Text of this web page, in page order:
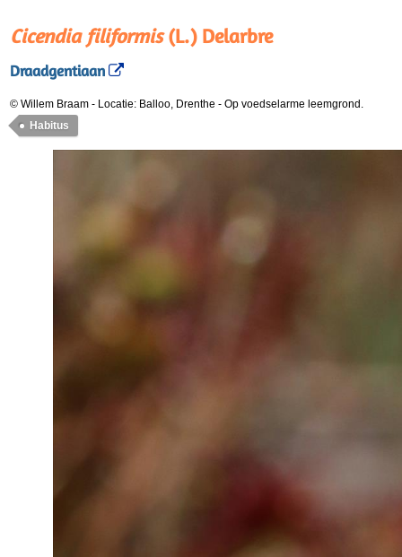
Cicendia filiformis(L.) Delarbre
Draadgentiaan
© Willem Braam - Locatie: Balloo, Drenthe - Op voedselarme leemgrond.
Habitus